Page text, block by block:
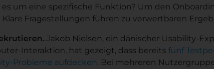
es um eine spezifische Funktion? Um den
Fragestellungen führen zu verwertbaren
Jakob Nielsen, ein dänischer Usability-
Interaktion, hat gezeigt, dass bereits fünf
Probleme aufdecken. Bei mehreren